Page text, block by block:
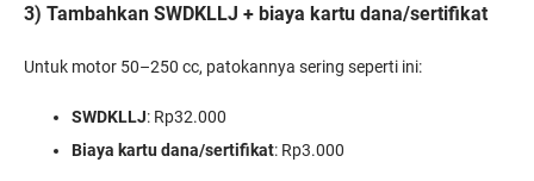
3) Tambahkan SWDKLLJ + biaya kartu dana/sertifikat
Untuk motor 50–250 cc, patokannya sering seperti ini:
SWDKLLJ: Rp32.000
Biaya kartu dana/sertifikat: Rp3.000